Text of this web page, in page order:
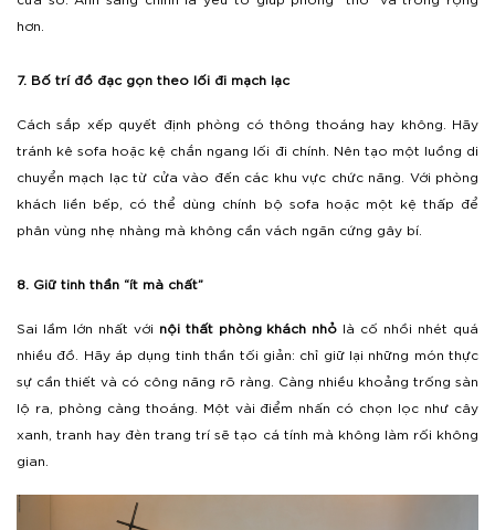
hơn.
7. Bố trí đồ đạc gọn theo lối đi mạch lạc
Cách sắp xếp quyết định phòng có thông thoáng hay không. Hãy
tránh kê sofa hoặc kệ chắn ngang lối đi chính. Nên tạo một luồng di
chuyển mạch lạc từ cửa vào đến các khu vực chức năng. Với phòng
khách liền bếp, có thể dùng chính bộ sofa hoặc một kệ thấp để
phân vùng nhẹ nhàng mà không cần vách ngăn cứng gây bí.
8. Giữ tinh thần “ít mà chất”
Sai lầm lớn nhất với nội thất phòng khách nhỏ là cố nhồi nhét quá
nhiều đồ. Hãy áp dụng tinh thần tối giản: chỉ giữ lại những món thực
sự cần thiết và có công năng rõ ràng. Càng nhiều khoảng trống sàn
lộ ra, phòng càng thoáng. Một vài điểm nhấn có chọn lọc như cây
xanh, tranh hay đèn trang trí sẽ tạo cá tính mà không làm rối không
gian.